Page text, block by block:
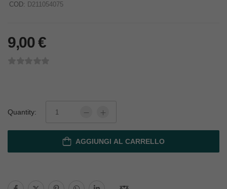
COD: D211054075
9,00€
Quantity:
AGGIUNGI AL CARRELLO